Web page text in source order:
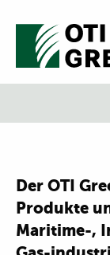
Der OTI
Produkte
Maritime-,